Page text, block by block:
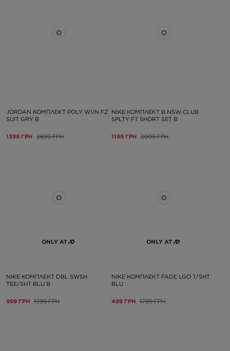
JORDAN КОМПЛЕКТ POLY WVN FZ
SUIT GRY B
1399 ГРН 2699 ГРН
NIKE КОМПЛЕКТ B NSW CLUB
SPLTY FT SHORT SET B
1199 ГРН 2099 ГРН
ONLY AT
NIKE КОМПЛЕКТ DBL SWSH
TEE/SHT BLU B
999 ГРН 1799 ГРН
ONLY AT
NIKE КОМПЛЕКТ FADE LGO T/SHT
BLU
499 ГРН 1799 ГРН